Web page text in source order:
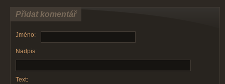
Přidat komentář
Jméno:
Nadpis:
Text: